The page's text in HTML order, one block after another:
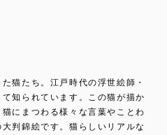
猫たち。江戸時代の浮世絵師・
知られています。この猫が描か
にまつわる様々な言葉やことわ
判錦絵です。猫らしいリアルな